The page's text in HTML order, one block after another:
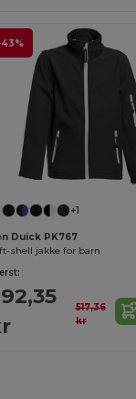
43%
+1
Duick PK767
shell jakke for barn
517,36
kr